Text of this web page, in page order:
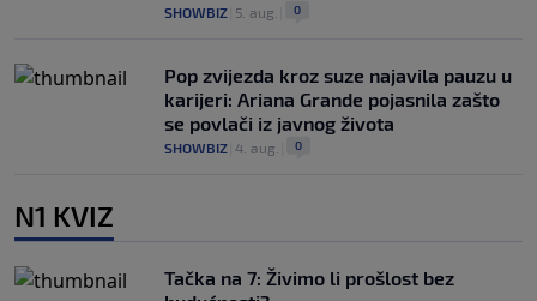
SHOWBIZ 5. aug. 0
Pop zvijezda kroz suze najavila pauzu u
karijeri: Ariana Grande pojasnila zašto
se povlači iz javnog života
SHOWBIZ 4. aug. 0
N1 KVIZ
Tačka na 7: Živimo li prošlost bez